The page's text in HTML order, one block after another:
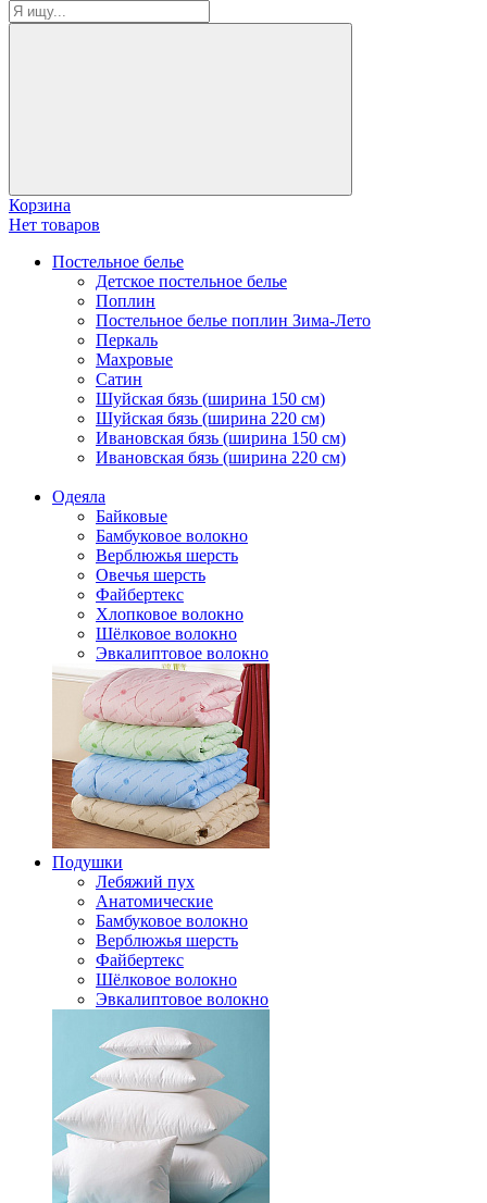
Корзина
Нет товаров
Постельное белье
Детское постельное белье
Поплин
Постельное белье поплин Зима-Лето
Перкаль
Махровые
Сатин
Шуйская бязь (ширина 150 см)
Шуйская бязь (ширина 220 см)
Ивановская бязь (ширина 150 см)
Ивановская бязь (ширина 220 см)
Одеяла
Байковые
Бамбуковое волокно
Верблюжья шерсть
Овечья шерсть
Файбертекс
Хлопковое волокно
Шёлковое волокно
Эвкалиптовое волокно
Подушки
Лебяжий пух
Анатомические
Бамбуковое волокно
Верблюжья шерсть
Файбертекс
Шёлковое волокно
Эвкалиптовое волокно